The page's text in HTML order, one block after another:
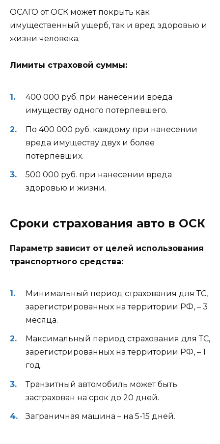
ОСАГО от ОСК может покрыть как
имущественный ущерб, так и вред здоровью и
жизни человека.
Лимиты страховой суммы:
400 000 руб. при нанесении вреда
имуществу одного потерпевшего.
По 400 000 руб. каждому при нанесении
вреда имуществу двух и более
потерпевших.
500 000 руб. при нанесении вреда
здоровью и жизни.
Сроки страхования авто в ОСК
Параметр зависит от целей использования
транспортного средства:
Минимальный период страхования для ТС,
зарегистрированных на территории РФ, – 3
месяца.
Максимальный период страхования для ТС,
зарегистрированных на территории РФ, – 1
год.
Транзитный автомобиль может быть
застрахован на срок до 20 дней.
Заграничная машина – на 5-15 дней.